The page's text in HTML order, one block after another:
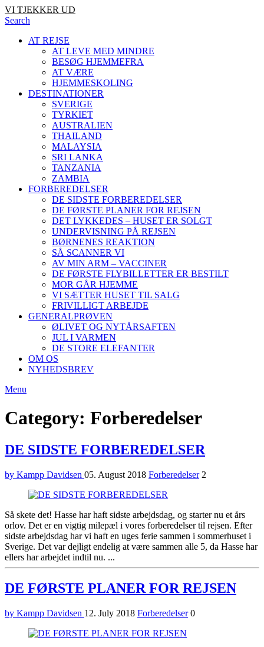
VI TJEKKER UD
Search
AT REJSE
AT LEVE MED MINDRE
BESØG HJEMMEFRA
AT VÆRE
HJEMMESKOLING
DESTINATIONER
SVERIGE
TYRKIET
AUSTRALIEN
THAILAND
MALAYSIA
SRI LANKA
TANZANIA
ZAMBIA
FORBEREDELSER
DE SIDSTE FORBEREDELSER
DE FØRSTE PLANER FOR REJSEN
DET LYKKEDES – HUSET ER SOLGT
UNDERVISNING PÅ REJSEN
BØRNENES REAKTION
SÅ SCANNER VI
AV MIN ARM – VACCINER
DE FØRSTE FLYBILLETTER ER BESTILT
MOR GÅR HJEMME
VI SÆTTER HUSET TIL SALG
FRIVILLIGT ARBEJDE
GENERALPRØVEN
ØLIVET OG NYTÅRSAFTEN
JUL I VARMEN
DE STORE ELEFANTER
OM OS
NYHEDSBREV
Menu
Category: Forberedelser
DE SIDSTE FORBEREDELSER
by Kampp Davidsen 05. August 2018 Forberedelser 2
Så skete det! Hasse har haft sidste arbejdsdag, og starter nu et års
orlov. Det er en vigtig milepæl i vores forberedelser til rejsen. Efter
sidste arbejdsdag har vi haft en uges ferie sammen i sommerhuset i
Sverige. Det var dejligt endelig at være sammen alle 5, da Hasse har
ellers har arbejdet indtil nu. ...
DE FØRSTE PLANER FOR REJSEN
by Kampp Davidsen 12. July 2018 Forberedelser 0